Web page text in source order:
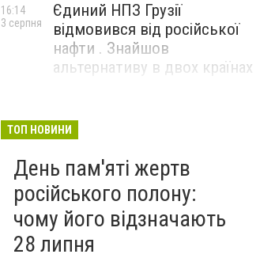
Єдиний НПЗ Грузії
відмовився від російської
нафти . Знайшов
альтернативу в двох країнах
16:14
3 серпня
ЗСУ на Wildberries . 200 млрд
рф
3 серпня
ТОП НОВИНИ
День пам'яті жертв
російського полону:
чому його відзначають
28 липня